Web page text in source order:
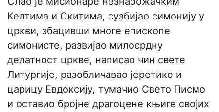
Келтима и Скитима, сузбијао симонију у
цркви, збацивши многе епископе
симонисте, развијао милосрдну
делатност цркве, написао чин свете
Литургије, разобличавао јеретике и
царицу Евдоксију, тумачио Свето Писмо
и оставио бројне драгоцене књиге својих